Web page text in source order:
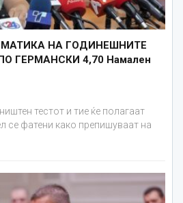
НА ГОДИНЕШНИТЕ
ГЕРМАНСКИ 4,70 Намален
тестот и тие ќе полагаат
се фатени како препишуваат на